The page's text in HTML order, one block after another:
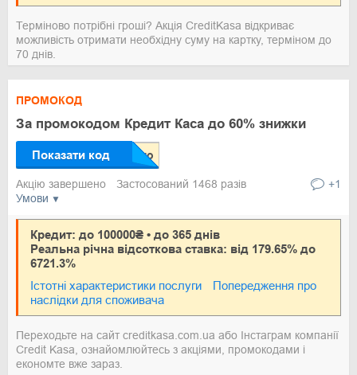
Терміново потрібні гроші? Акція CreditKasa відкриває
можливість отримати необхідну суму на картку, терміном до
70 днів.
Умови
ПРОМОКОД
За промокодом Кредит Каса до 60% знижки
Показати код
Акцію завершено Застосований 1468 разів +1
Кредит: до 100000₴ • до 365 днів
Реальна річна відсоткова ставка: від 179.65% до
6721.3%
Істотні характеристики послуги
Попередження про
наслідки для споживача
Переходьте на сайт creditkasa.com.ua або Інстаграм компанії
Credit Kasa, ознайомлюйтесь з акціями, промокодами і
економте вже зараз.